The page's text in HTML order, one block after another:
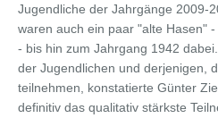
Jugendliche der Jahrgänge 2009-
waren auch ein paar "alte Hasen"
- bis hin zum Jahrgang 1942
der Jugendlichen und derjenigen,
teilnehmen, konstatierte Günter
definitiv das qualitativ stärkste